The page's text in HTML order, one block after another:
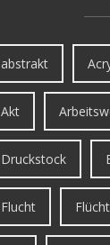
abstrakt
Akt
Druckstock
Flucht